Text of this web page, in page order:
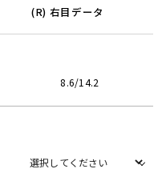
(R) 右目データ
8.6/14.2